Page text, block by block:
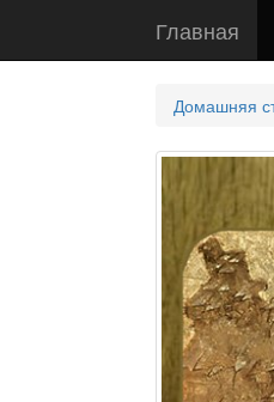
Главная
Домашняя